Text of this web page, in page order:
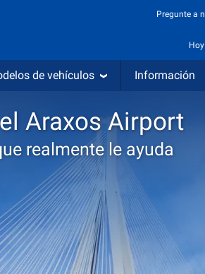
Pregunte a
de vehículos Información
Araxos Airport
realmente le ayuda